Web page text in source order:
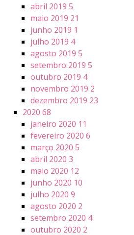
abril 2019 5
maio 2019 21
junho 2019 1
julho 2019 4
agosto 2019 5
setembro 2019 5
outubro 2019 4
novembro 2019 2
dezembro 2019 23
2020 68
janeiro 2020 11
fevereiro 2020 6
março 2020 5
abril 2020 3
maio 2020 12
junho 2020 10
julho 2020 9
agosto 2020 2
setembro 2020 4
outubro 2020 2